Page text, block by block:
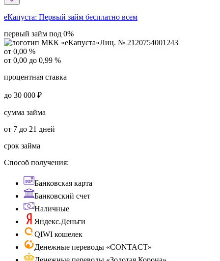
еКапуста: Первый займ бесплатно всем
первый займ под 0%
Лиц. № 2120754001243
от 0,00 %
от 0,00 до 0,99 %
процентная ставка
до 30 000 ₽
сумма займа
от 7 до 21 дней
срок займа
Способ получения:
Банковская карта
Банковский счет
Наличные
Яндекс.Деньги
QIWI кошелек
Денежные переводы «CONTACT»